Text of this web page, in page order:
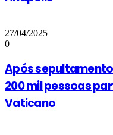
27/04/2025
0
Após
200 mil pessoas
Vaticano